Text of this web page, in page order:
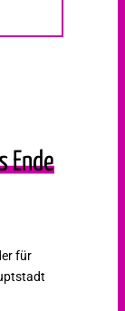
Ende
für